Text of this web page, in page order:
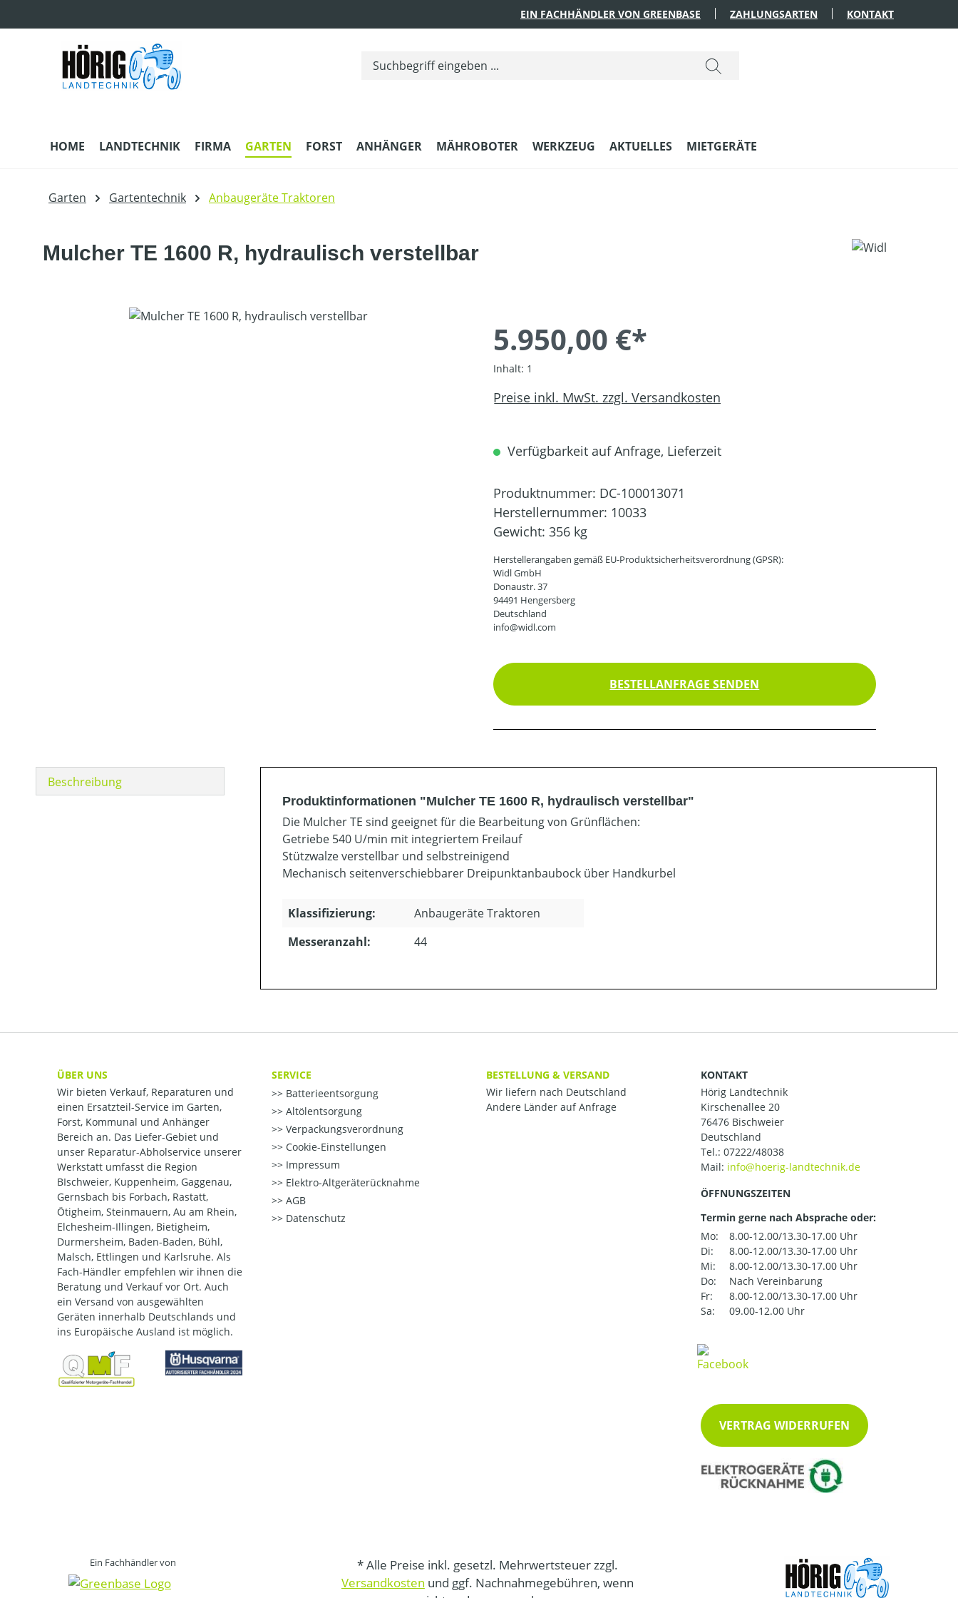
EIN FACHHÄNDLER VON GREENBASE ZAHLUNGSARTEN KONTAKT
HOME LANDTECHNIK FIRMA GARTEN FORST ANHÄNGER MÄHROBOTER WERKZEUG AKTUELLES MIETGERÄTE
Garten Gartentechnik Anbaugeräte Traktoren
Mulcher TE 1600 R, hydraulisch verstellbar
Bildergalerie überspringen
5.950,00 €*
Inhalt: 1
Preise inkl. MwSt. zzgl. Versandkosten
Verfügbarkeit auf Anfrage, Lieferzeit
Produktnummer: DC-100013071
Herstellernummer: 10033
Gewicht: 356 kg
Herstellerangaben gemäß EU-Produktsicherheitsverordnung (GPSR):
Widl GmbH
Donaustr. 37
94491 Hengersberg
Deutschland
info@widl.com
BESTELLANFRAGE SENDEN
Beschreibung
Produktinformationen "Mulcher TE 1600 R, hydraulisch verstellbar"
Die Mulcher TE sind geeignet für die Bearbeitung von Grünflächen:
Getriebe 540 U/min mit integriertem Freilauf
Stützwalze verstellbar und selbstreinigend
Mechanisch seitenverschiebbarer Dreipunktanbaubock über Handkurbel
Klassifizierung:
Anbaugeräte Traktoren
Messeranzahl:
44
ÜBER UNS
Wir bieten Verkauf, Reparaturen und
einen Ersatzteil-Service im Garten,
Forst, Kommunal und Anhänger
Bereich an. Das Liefer-Gebiet und
unser Reparatur-Abholservice unserer
Werkstatt umfasst die Region
BIschweier, Kuppenheim, Gaggenau,
Gernsbach bis Forbach, Rastatt,
Ötigheim, Steinmauern, Au am Rhein,
Elchesheim-Illingen, Bietigheim,
Durmersheim, Baden-Baden, Bühl,
Malsch, Ettlingen und Karlsruhe. Als
Fach-Händler empfehlen wir ihnen die
Beratung und Verkauf vor Ort. Auch
ein Versand von ausgewählten
Geräten innerhalb Deutschlands und
ins Europäische Ausland ist möglich.
SERVICE
Batterieentsorgung
Altölentsorgung
Verpackungsverordnung
Cookie-Einstellungen
Impressum
Elektro-Altgeräterücknahme
AGB
Datenschutz
BESTELLUNG & VERSAND
Wir liefern nach Deutschland
Andere Länder auf Anfrage
KONTAKT
Hörig Landtechnik
Kirschenallee 20
76476 Bischweier
Deutschland
Tel.: 07222/48038
Mail:
ÖFFNUNGSZEITEN
Termin gerne nach Absprache oder:
Mo:
8.00-12.00/13.30-17.00 Uhr
Di:
8.00-12.00/13.30-17.00 Uhr
Mi:
8.00-12.00/13.30-17.00 Uhr
Do:
Nach Vereinbarung
Fr:
8.00-12.00/13.30-17.00 Uhr
Sa:
09.00-12.00 Uhr
VERTRAG WIDERRUFEN
Ein Fachhändler von
* Alle Preise inkl. gesetzl. Mehrwertsteuer zzgl.
Versandkosten und ggf. Nachnahmegebühren, wenn